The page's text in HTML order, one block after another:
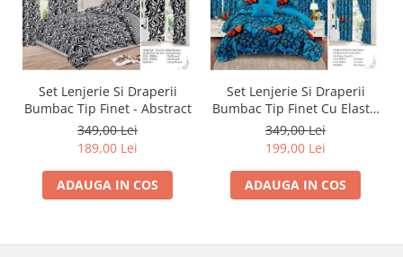
Set Lenjerie Si Draperii
Bumbac Tip Finet - Abstract
349,00 Lei
189,00 Lei
ADAUGA IN COS
Set Lenjerie Si Draperii
Bumbac Tip Finet Cu Elastic
- Dansul Fluturilor
349,00 Lei
199,00 Lei
ADAUGA IN COS